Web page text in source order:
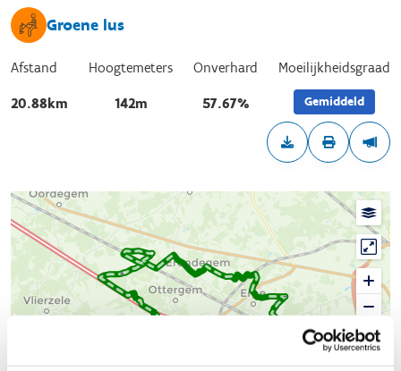
Groene lus
Afstand
20.88km
Hoogtemeters
142m
Onverhard
57.67%
Moeilijkheidsgraad
Gemiddeld